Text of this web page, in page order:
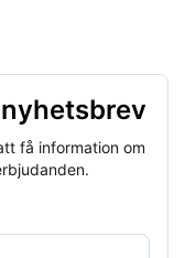
få information om